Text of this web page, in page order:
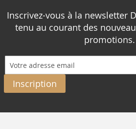
Inscrivez-vous à la newsletter
tenu au courant des
promotions.
Inscription